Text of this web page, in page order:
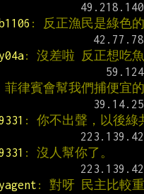
: 反正漁民是綠色
: 沒差啦 反正想吃
律賓會幫我們捕便宜的
: 你不出聲，以後綠
: 沒人幫你了。
: 對呀 民主比較